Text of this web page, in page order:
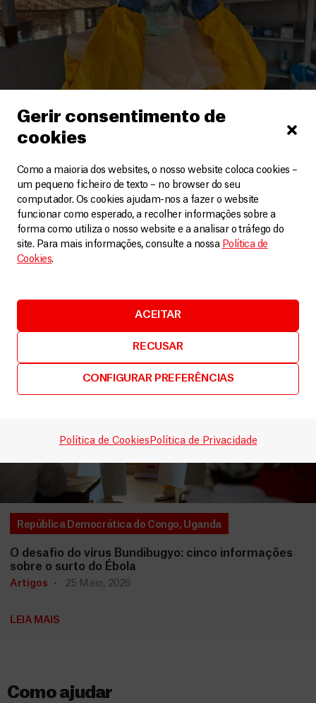
Gerir consentimento de
cookies
Como a maioria dos websites, o nosso website coloca cookies –
um pequeno ficheiro de texto – no browser do seu
computador. Os cookies ajudam-nos a fazer o website
funcionar como esperado, a recolher informações sobre a
forma como utiliza o nosso website e a analisar o tráfego do
site. Para mais informações, consulte a nossa Política de
Cookies.
ACEITAR
RECUSAR
CONFIGURAR PREFERÊNCIAS
Política de Cookies Política de Privacidade
República Democrática do Congo
A resposta MSF ao surto do Ébola na RDC
Vídeos 11 Junho, 2026
LEIA MAIS
República Democrática do Congo, Uganda
O desafio do vírus Bundibugyo: cinco informações
sobre o surto do Ébola
Artigos 25 Maio, 2026
LEIA MAIS
Como ajudar